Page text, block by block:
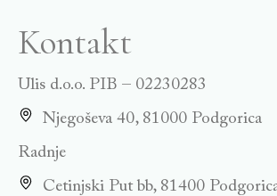
Kontakt
Ulis d.o.o. PIB – 02230283
Njegoševa 40, 81000 Podgorica
Radnje
Cetinjski Put bb, 81400